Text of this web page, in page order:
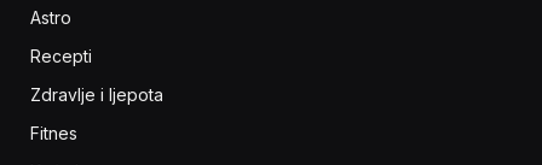
Astro
Recepti
Zdravlje i ljepota
Fitnes